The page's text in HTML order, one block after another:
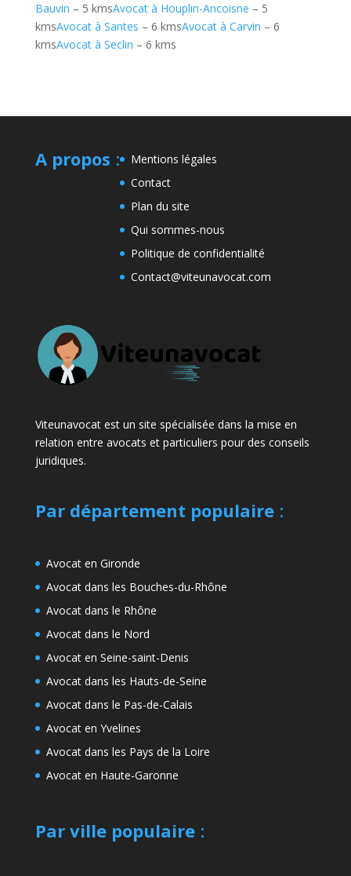
Bauvin – 5 kmsAvocat à Houplin-Ancoisne – 5
kmsAvocat à Santes – 6 kmsAvocat à Carvin – 6
kmsAvocat à Seclin – 6 kms
A propos :
Mentions légales
Contact
Plan du site
Qui sommes-nous
Politique de confidentialité
Contact@viteunavocat.com
Viteunavocat est un site spécialisée dans la mise en
relation entre avocats et particuliers pour des conseils
juridiques.
Par département populaire:
Avocat en Gironde
Avocat dans les Bouches-du-Rhône
Avocat dans le Rhône
Avocat dans le Nord
Avocat en Seine-saint-Denis
Avocat dans les Hauts-de-Seine
Avocat dans le Pas-de-Calais
Avocat en Yvelines
Avocat dans les Pays de la Loire
Avocat en Haute-Garonne
Par ville populaire: